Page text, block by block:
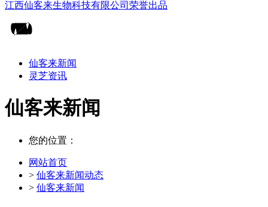
仙客来新闻
灵芝资讯
仙客来新闻
您的位置：
网站首页
> 仙客来新闻动态
> 仙客来新闻